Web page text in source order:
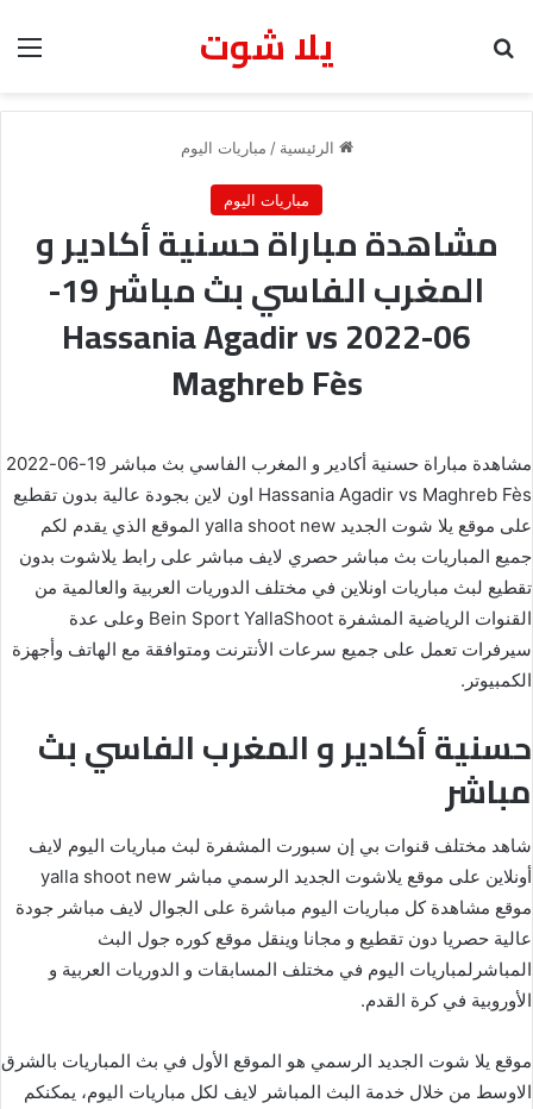
يلا شوت
الرئيسية / مباريات اليوم
مباريات اليوم
مشاهدة مباراة حسنية أكادير و
المغرب الفاسي بث مباشر 19-
06-2022 Hassania Agadir vs
Maghreb Fès
مشاهدة مباراة حسنية أكادير و المغرب الفاسي بث مباشر 19-06-2022
Hassania Agadir vs Maghreb Fès اون لاين بجودة عالية بدون تقطيع
على موقع يلا شوت الجديد yalla shoot new الموقع الذي يقدم لكم
جميع المباريات بث مباشر حصري لايف مباشر على رابط يلاشوت بدون
تقطيع لبث مباريات اونلاين في مختلف الدوريات العربية والعالمية من
القنوات الرياضية المشفرة Bein Sport YallaShoot وعلى عدة
سيرفرات تعمل على جميع سرعات الأنترنت ومتوافقة مع الهاتف وأجهزة
الكمبيوتر.
حسنية أكادير و المغرب الفاسي بث
مباشر
شاهد مختلف قنوات بي إن سبورت المشفرة لبث مباريات اليوم لايف
أونلاين على موقع يلاشوت الجديد الرسمي مباشر yalla shoot new
موقع مشاهدة كل مباريات اليوم مباشرة على الجوال لايف مباشر جودة
عالية حصريا دون تقطيع و مجانا وينقل موقع كوره جول البث
المباشرلمباريات اليوم في مختلف المسابقات و الدوريات العربية و
الأوروبية في كرة القدم.
موقع يلا شوت الجديد الرسمي هو الموقع الأول في بث المباريات بالشرق
الاوسط من خلال خدمة البث المباشر لايف لكل مباريات اليوم، يمكنكم